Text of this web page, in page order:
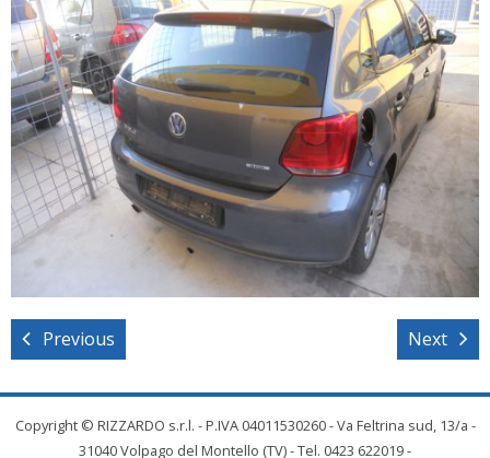
Previous Next
Copyright © RIZZARDO s.r.l. - P.IVA 04011530260 - Va Feltrina sud, 13/a -
31040 Volpago del Montello (TV) - Tel. 0423 622019 -